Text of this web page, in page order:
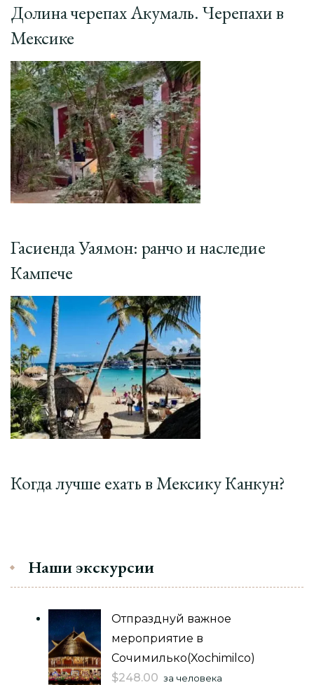
Долина черепах Акумаль. Черепахи в
Мексике
Гасиенда Уаямон: ранчо и наследие
Кампече
Когда лучше ехать в Мексику Канкун?
Наши экскурсии
Отпразднуй важное
мероприятие в
Сочимилько(Xochimilco)
$248.00 за человека